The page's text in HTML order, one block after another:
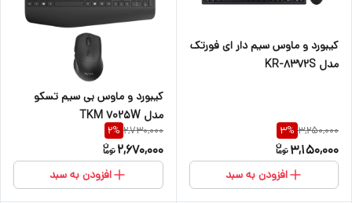
کیبورد و ماوس سیم دار ای فورتک
مدل KR-8372S
3,250,000
3%
3,150,000
افزودن به سبد
کیبورد و ماوس بی سیم تسکو
مدل TKM 7025W
2,730,000
2%
2,670,000
افزودن به سبد